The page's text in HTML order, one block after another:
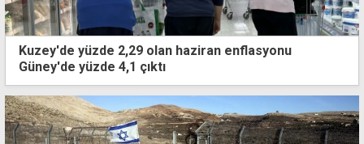
Kuzey'de yüzde 2,29 olan haziran enflasyonu
Güney'de yüzde 4,1 çıktı